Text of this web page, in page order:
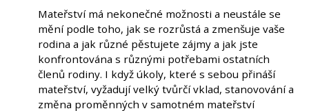
Mateřství má nekonečné možnosti a neustále se
mění podle toho, jak se rozrůstá a zmenšuje vaše
rodina a jak různé pěstujete zájmy a jak jste
konfrontována s různými potřebami ostatních
členů rodiny. I když úkoly, které s sebou přináší
mateřství, vyžadují velký tvůrčí vklad, stanovování a
změna proměnných v samotném mateřství